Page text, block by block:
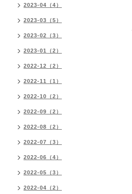
2023-04（4）
2023-03（5）
2023-02（3）
2023-01（2）
2022-12（2）
2022-11（1）
2022-10（2）
2022-09（2）
2022-08（2）
2022-07（3）
2022-06（4）
2022-05（3）
2022-04（2）